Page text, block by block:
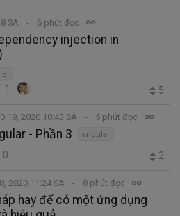
SA
6 phút đọc
injection in
di
1 5
19, 2020 10:43 SA 5 phút đọc
- Phần 3 angular
0 2
2020 11:24 SA 8 phút đọc
hay để có một ứng dụng